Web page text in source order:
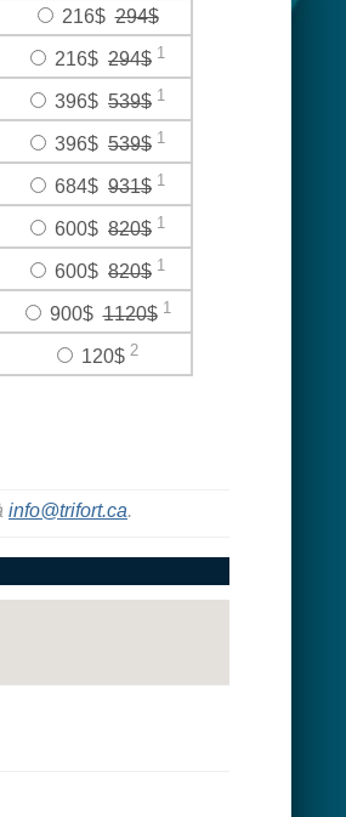
216$294$
216$ 294$ 1
396$ 539$ 1
396$ 539$ 1
684$ 931$ 1
600$ 820$ 1
600$ 820$ 1
900$1120$1
120$ 2
info@trifort.ca.